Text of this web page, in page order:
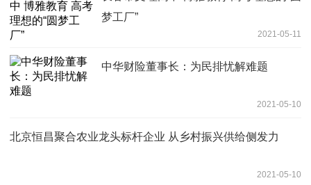
梦工厂”
2021-05-11
中华财险董事长：为民排忧解难题
2021-05-10
北京恒昌聚合农业龙头标杆企业 从乡村振兴供给侧发力
2021-05-10